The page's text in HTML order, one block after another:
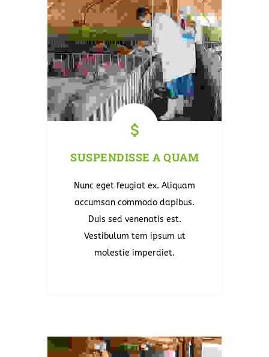
SUSPENDISSE A QUAM
Nunc eget feugiat ex. Aliquam
accumsan commodo dapibus.
Duis sed venenatis est.
Vestibulum tem ipsum ut
molestie imperdiet.